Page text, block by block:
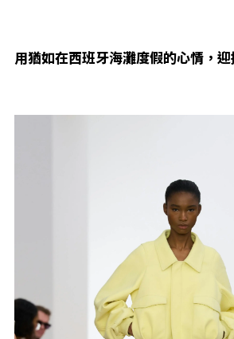
用猶如在西班牙海灘度假的心情，